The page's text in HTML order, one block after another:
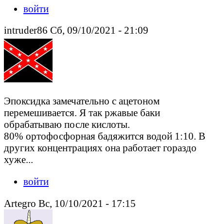
войти
intruder86 Сб, 09/10/2021 - 21:09
Эпоксидка замечательно с ацетоном
перемешивается. Я так ржавые баки
обрабатываю после кислоты.
80% ортофосфорная бадяжится водой 1:10. В
других концентрациях она работает гораздо
хуже...
войти
Artegro Вс, 10/10/2021 - 17:15